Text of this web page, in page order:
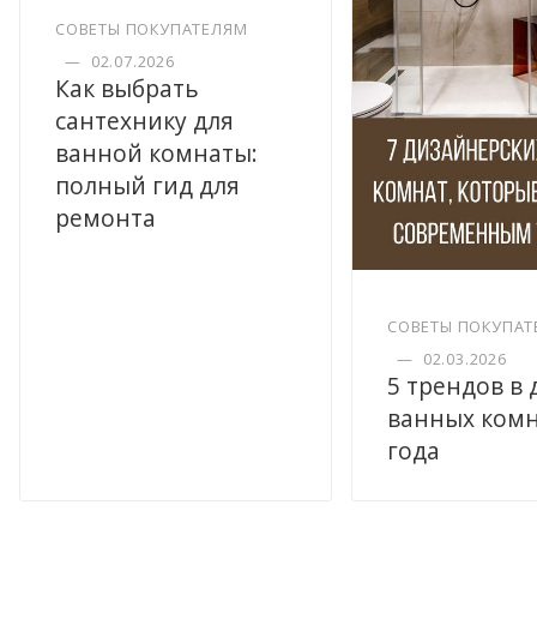
СОВЕТЫ ПОКУПАТЕЛЯМ
— 02.07.2026
Как выбрать
сантехнику для
ванной комнаты:
полный гид для
ремонта
СОВЕТЫ
— 02.03.2026
5 трендов в
ванных
года